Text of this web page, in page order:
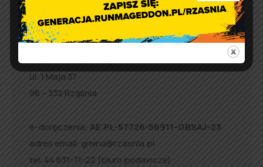
Kontakt
ul. 1 Maja 37
98 – 332 Rząśnia
e-doręczenia: AE:PL-57726-56911-GBSAJ-23
adres email: gmina@rzasnia.pl
tel. 44 631-71-22 (biuro podawcze)